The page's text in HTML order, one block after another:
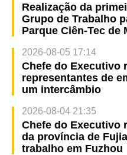
Realização da
Grupo de Trabalho
Parque Ciên-Tec de
2026-08-05 17:14
Chefe do Executivo
representantes de
um intercâmbio
2026-08-04 21:35
Chefe do Executivo
da província de
trabalho em Fuzhou